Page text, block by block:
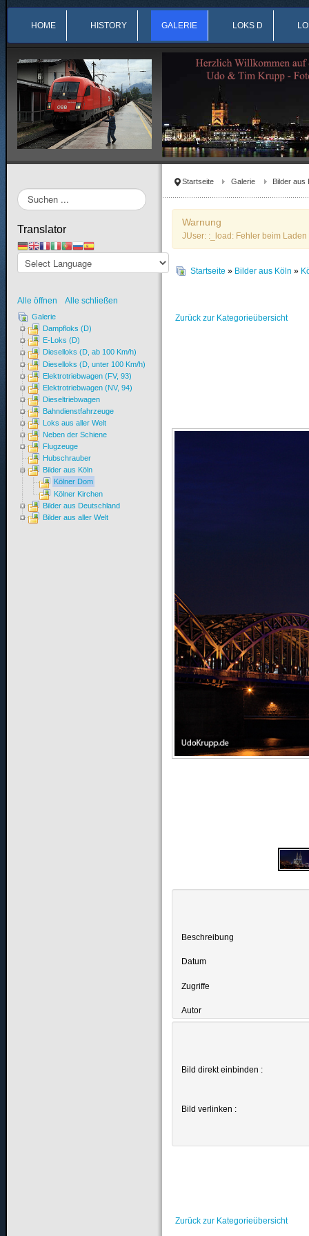
HOME HISTORY GALERIE LOKS D
Startseite Galerie Bilder aus
Warnung
JUser: :_load: Fehler beim
Startseite » Bilder aus Köln »
Zurück zur Kategorieübersicht
Beschreibung
Datum
Zugriffe
Autor
Bild direkt einbinden :
Bild verlinken :
Zurück zur Kategorieübersicht
Suchen
...
Translator
Alle öffnen Alle schließen
Galerie
Dampfloks (D)
E-Loks (D)
Dieselloks (D, ab 100 Km/h)
Dieselloks (D, unter 100 Km/h)
Elektrotriebwagen (FV, 93)
Elektrotriebwagen (NV, 94)
Dieseltriebwagen
Bahndienstfahrzeuge
Loks aus aller Welt
Neben der Schiene
Flugzeuge
Hubschrauber
Bilder aus Köln
Kölner Dom
Kölner Kirchen
Bilder aus Deutschland
Bilder aus aller Welt